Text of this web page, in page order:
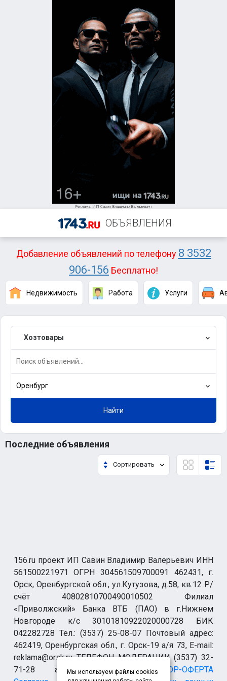
Реклама. ИП Савин Владимир Валерьевич
ОБЪЯВЛЕНИЯ
Добавление объявлений по телефону 8 3532
906-156 Бесплатно!
Недвижимость Работа Услуги
Хозтовары
Оренбург
Найти
Последние объявления
Сортировать
156.ru проект ИП Савин Владимир Валерьевич ИНН
561500221971 ОГРН 304561509700091 462431, г.
Орск, Оренбургской обл., ул.Кутузова, д.58, кв.12 Р/
счёт 40802810700490010502 Филиал
«Приволжский» Банка ВТБ (ПАО) в г.Нижнем
Новгороде к/с 30101810922020000728 БИК
042282728 Тел.: (3537) 25-08-07 Почтовый адрес:
462419, Оренбургская обл., г. Орск-19 а/я 73, E-mail:
reklama@orsk.ru ТЕЛЕФОН МОДЕРАЦИИ (3537) 32-
71-28 allsupport@orsk.ruДОГОВОР-ОФЕРТА
Мы используем файлы cookies